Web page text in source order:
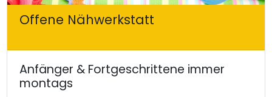
Offene Nähwerkstatt
Anfänger & Fortgeschrittene immer
montags